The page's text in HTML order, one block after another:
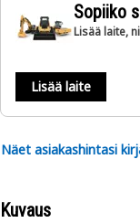
Sopiiko
Lisää laite,
Lisää laite
Näet asiakashintasi
Kuvaus